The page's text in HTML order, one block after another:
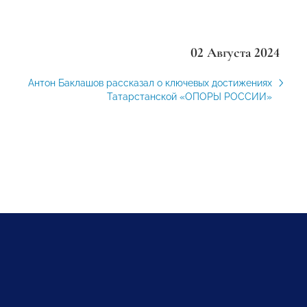
02 Августа 2024
Антон Баклашов рассказал о ключевых достижениях
Татарстанской «ОПОРЫ РОССИИ»